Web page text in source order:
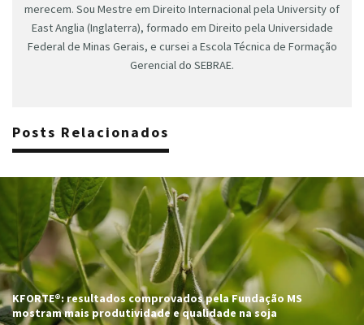
merecem. Sou Mestre em Direito Internacional pela University of
East Anglia (Inglaterra), formado em Direito pela Universidade
Federal de Minas Gerais, e cursei a Escola Técnica de Formação
Gerencial do SEBRAE.
Posts Relacionados
KFORTE®: resultados comprovados pela Fundação MS
mostram mais produtividade e qualidade na soja